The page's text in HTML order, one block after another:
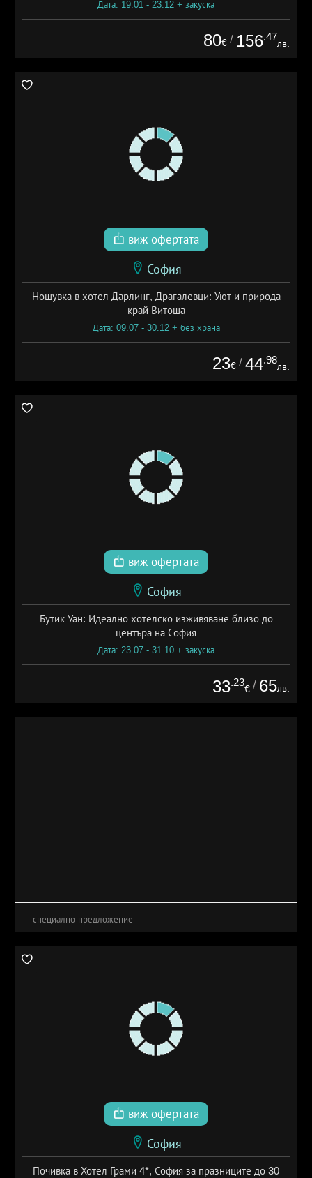
Дата: 19.01 - 23.12 + закуска
80€ / 156.47
лв.
виж офертата
София
Нощувка в хотел Дарлинг, Драгалевци: Уют и природа
край Витоша
Дата: 09.07 - 30.12 + без храна
23€ / 44.98
лв.
виж офертата
София
Бутик Уан: Идеално хотелско изживяване близо до
центъра на София
Дата: 23.07 - 31.10 + закуска
33.23
€ / 65лв.
специално предложение
виж офертата
София
Почивка в Хотел Грами 4*, София за празниците до 30